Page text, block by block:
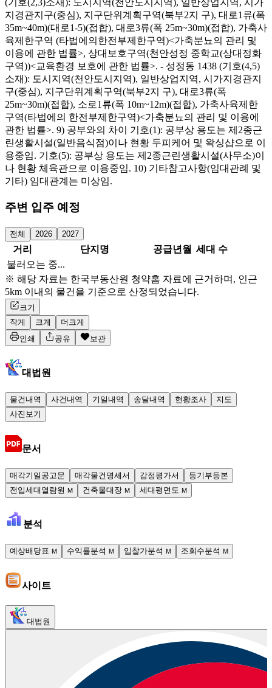
(기호(2,3)소재): 도시지역(천안도시지역), 일반상업지역, 시가
지경관지구(중심), 지구단위계획구역(북부2지 구), 대로1류(폭
35m~40m)(대로1-5)(접합), 대로3류(폭 25m~30m)(접합), 가축사
육제한구역 (타법에의한전부제한구역)<가축분뇨의 관리 및
이용에 관한 법률>, 상대보호구역(천안성정 중학교(상대정화
구역))<교육환경 보호에 관한 법률>. - 성정동 1438 (기호(4,5)
소재): 도시지역(천안도시지역), 일반상업지역, 시가지경관지
구(중심), 지구단위계획구역(북부2지 구), 대로3류(폭
25m~30m)(접합), 소로1류(폭 10m~12m)(접합), 가축사육제한
구역(타법에의 한전부제한구역)<가축분뇨의 관리 및 이용에
관한 법률>. 9) 공부와의 차이 기호(1): 공부상 용도는 제2종근
린생활시설(일반음식점)이나 현황 두피케어 및 왁싱샵으로 이
용중임. 기호(5): 공부상 용도는 제2종근린생활시설(사무소)이
나 현황 체육관으로 이용중임. 10) 기타참고사항(임대관례 및
기타) 임대관계는 미상임.
주변 입주 예정
전체 2026 2027
거리 단지명 공급년월 세대 수
불러오는 중...
※ 해당 자료는 한국부동산원 청약홈 자료에 근거하며, 인근
5km 이내의 물건을 기준으로 산정되었습니다.
크기
작게
크게
더크게
인쇄
공유 보관
대법원
물건내역 사건내역 기일내역 송달내역 현황조사
지도
사진보기
문서
매각기일공고문 매각물건명세서 감정평가서
등기부등본
전입세대열람원 M 건축물대장 M 세대평면도 M
분석
예상배당표 M 수익률분석 M 입찰가분석 M 조회수분석 M
사이트
대법원